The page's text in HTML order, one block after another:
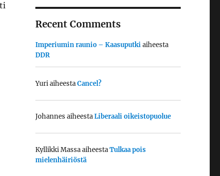
Recent Comments
Imperiumin raunio – Kaasuputkiaiheesta
DDR
YuriaiheestaCancel?
Johannes aiheestaLiberaali oikeistopuolue
Kyllikki MassaaiheestaTulkaa pois
mielenhäiriöstä